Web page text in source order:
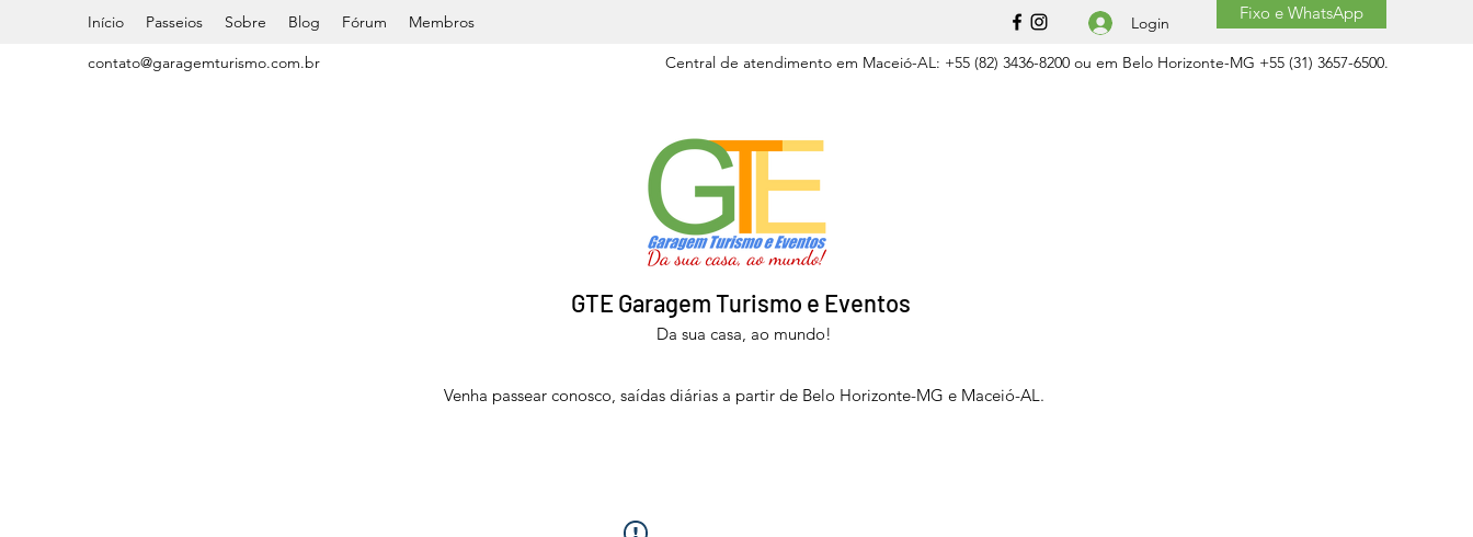
Início Passeios Sobre Blog Fórum Membros Login Fixo e WhatsApp
contato@garagemturismo.com.br Central de atendimento em Maceió-AL: +55 (82) 3436-8200 ou em Belo Horizonte-MG +55 (31) 3657-6500.
GTE Garagem Turismo e Eventos
Da sua casa, ao mundo!
Venha passear conosco, saídas diárias a partir de Belo Horizonte-MG e Maceió-AL.